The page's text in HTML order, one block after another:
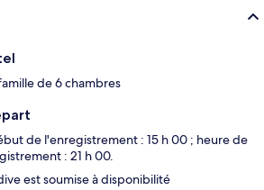
de 6 chambres
de l'enregistrement : 15 h 00 ; heure de
: 21 h 00.
est soumise à disponibilité